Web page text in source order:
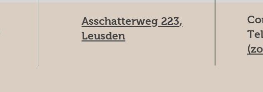
Asschatterweg 223,
Leusden